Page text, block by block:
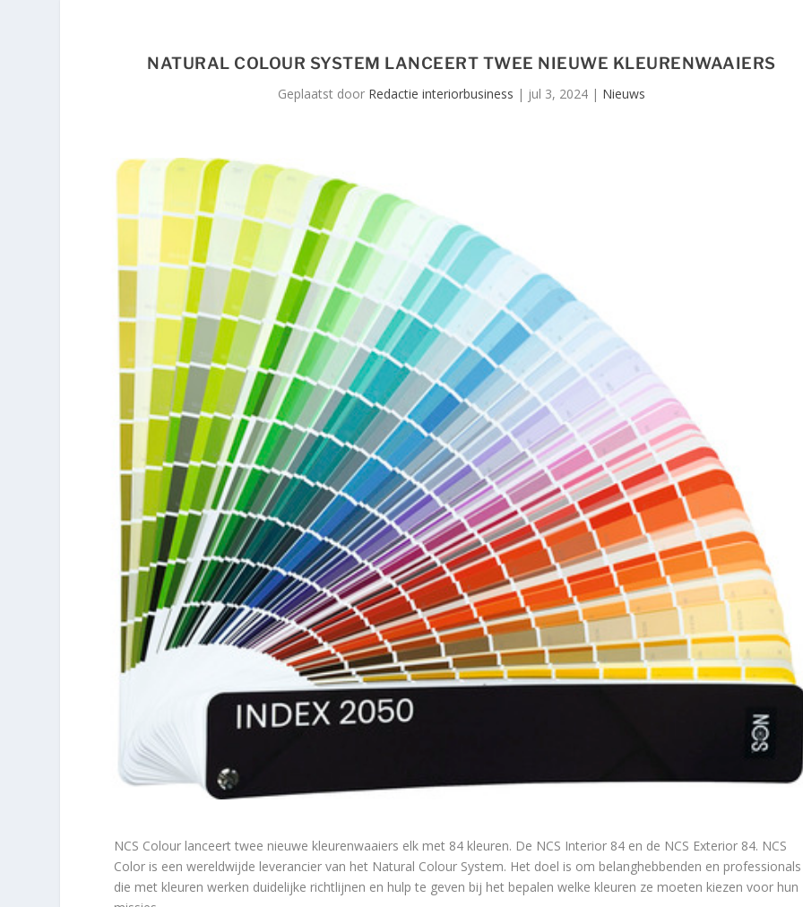
NATURAL COLOUR SYSTEM LANCEERT TWEE NIEUWE KLEURENWAAIERS
Geplaatst door Redactie interiorbusiness | jul 3, 2024| Nieuws
NCS Colour lanceert twee nieuwe kleurenwaaiers elk met 84 kleuren. De NCS Interior 84 en de NCS Exterior 84. NCS
Color is een wereldwijde leverancier van het Natural Colour System. Het doel is om belanghebbenden en professionals
die met kleuren werken duidelijke richtlijnen en hulp te geven bij het bepalen welke kleuren ze moeten kiezen voor hun